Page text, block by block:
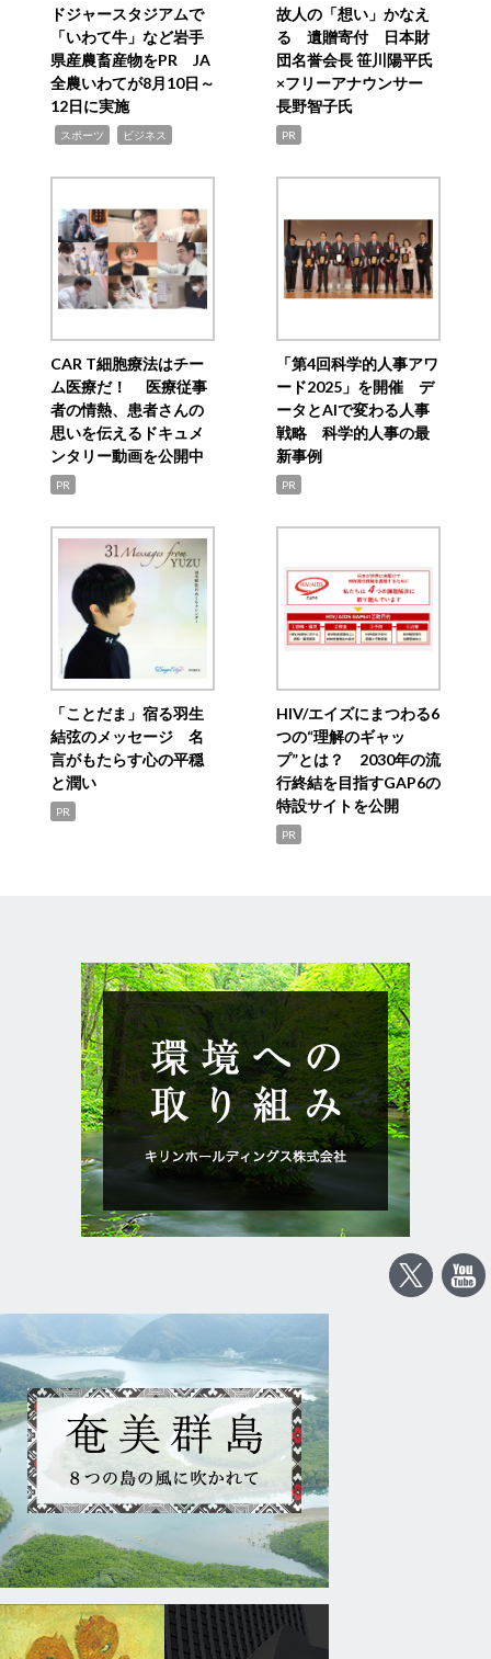
ドジャースタジアムで
「いわて牛」など岩手
県産農畜産物をPR JA
全農いわてが8月10日～
12日に実施
スポーツ ビジネス
故人の「想い」かなえ
る 遺贈寄付 日本財
団名誉会長 笹川陽平氏
×フリーアナウンサー
長野智子氏
PR
CAR T細胞療法はチー
ム医療だ！ 医療従事
者の情熱、患者さんの
思いを伝えるドキュメ
ンタリー動画を公開中
PR
「第4回科学的人事アワ
ード2025」を開催 デ
ータとAIで変わる人事
戦略 科学的人事の最
新事例
PR
「ことだま」宿る羽生
結弦のメッセージ 名
言がもたらす心の平穏
と潤い
PR
HIV/エイズにまつわる6
つの“理解のギャッ
プ”とは？ 2030年の流
行終結を目指すGAP6の
特設サイトを公開
PR